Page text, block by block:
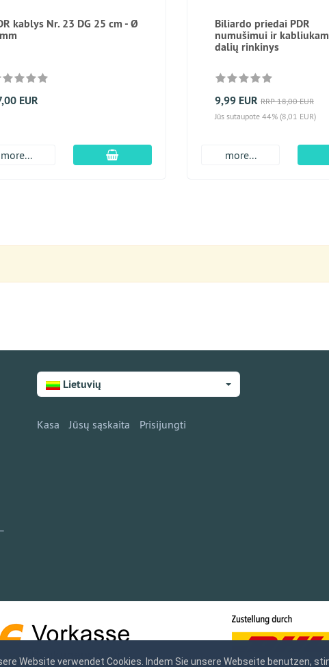
kablys Nr. 23 DG 25 cm - Ø
EUR
more... Įdėti į krepšį
Biliardo priedai PDR
numušimui ir
dalių rinkinys
9,99 EUR RRP 18,00 EUR
Jūs sutaupote 44% (8,01 EUR)
more...
Lietuvių
Kasa Jūsų sąskaita Prisijungti
Website verwendet Cookies. Indem Sie unsere Webseite benutzen,